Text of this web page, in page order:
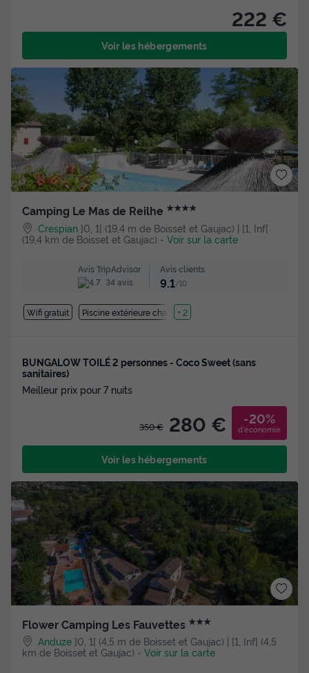
222 €
Voir les hébergements
Camping Le Mas de Reilhe ★★★★
Crespian ]0, 1[ (19,4 m de Boisset et Gaujac) | [1, Inf[
(19,4 km de Boisset et Gaujac) - Voir sur la carte
Avis TripAdvisor
34 avis
Avis clients
9.1/10
Wifi gratuit Piscine extérieure chauffée
+ 2
BUNGALOW TOILÉ 2 personnes - Coco Sweet (sans
sanitaires)
Meilleur prix pour 7 nuits
350 € 280 € -20%
d'économie
Voir les hébergements
Flower Camping Les Fauvettes ★★★
Anduze ]0, 1[ (4,5 m de Boisset et Gaujac) | [1, Inf[ (4,5
km de Boisset et Gaujac) - Voir sur la carte